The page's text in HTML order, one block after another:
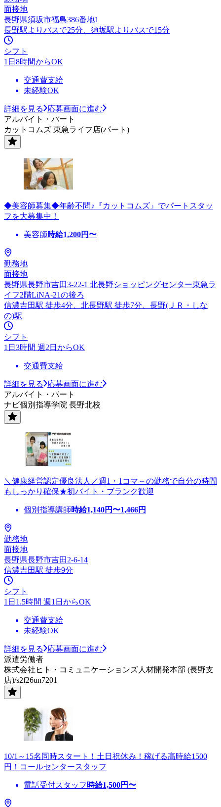
面接地
長野県須坂市福島386番地1
長野駅よりバスで25分、須坂駅よりバスで15分
シフト
1日8時間からOK
交通費支給
未経験OK
詳細を見る
応募画面に進む
アルバイト・パート
カットコムズ 東急ライフ店(パート)
◆美容師募集◆年齢不問♪『カットコムズ』でパートスタッ
フを大募集中！
美容師時給1,200円〜
勤務地
面接地
長野県長野市吉田3-22-1 北長野ショッピングセンター東急ラ
イフ2階LiNA-21の後ろ
信濃吉田駅 徒歩4分、北長野駅 徒歩7分、長野(ＪＲ・しな
の)駅
シフト
1日3時間 週2日からOK
交通費支給
詳細を見る
応募画面に進む
アルバイト・パート
ナビ個別指導学院 長野北校
＼健康経営認定優良法人／週1・1コマ～の勤務で自分の時間
もしっかり確保★初バイト・ブランク歓迎
個別指導講師時給1,140円〜1,466円
勤務地
面接地
長野県長野市吉田2-6-14
信濃吉田駅 徒歩9分
シフト
1日1.5時間 週1日からOK
交通費支給
未経験OK
詳細を見る
応募画面に進む
派遣労働者
株式会社ヒト・コミュニケーションズ人材開発本部 (長野支
店)/s2f26un7201
10/1～15名同時スタート！土日祝休み！稼げる高時給1500
円！コールセンタースタッフ
電話受付スタッフ 時給1,500円〜